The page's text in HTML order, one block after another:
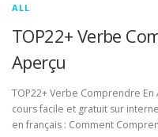
ALL
TOP22+ Verbe
Aperçu
TOP22+ Verbe Comprendre
cours facile et gratuit sur
en français : Comment